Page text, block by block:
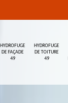
HYDROFUGE
DE FAÇADE
49
HYDROFUGE
DE TOITURE
49